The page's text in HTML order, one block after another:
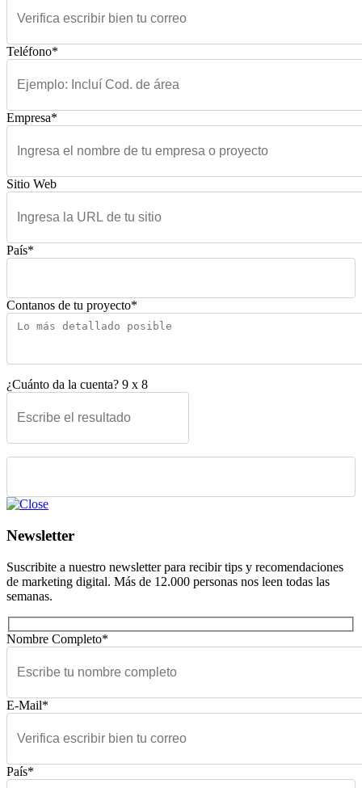
Teléfono*
Empresa*
Sitio Web
País*
Contanos de tu proyecto*
¿Cuánto da la cuenta? 9 x 8
Please leave this field empty.
Newsletter
Suscribite a nuestro newsletter para recibir tips y recomendaciones
de marketing digital. Más de 12.000 personas nos leen todas las
semanas.
Nombre Completo*
E-Mail*
País*